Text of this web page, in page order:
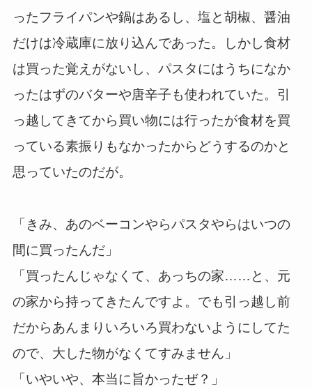
ったフライパンや鍋はあるし、塩と胡椒、醤油
だけは冷蔵庫に放り込んであった。しかし食材
は買った覚えがないし、パスタにはうちになか
ったはずのバターや唐辛子も使われていた。引
っ越してきてから買い物には行ったが食材を買
っている素振りもなかったからどうするのかと
思っていたのだが。
「きみ、あのベーコンやらパスタやらはいつの
間に買ったんだ」
「買ったんじゃなくて、あっちの家……と、元
の家から持ってきたんですよ。でも引っ越し前
だからあんまりいろいろ買わないようにしてた
ので、大した物がなくてすみません」
「いやいや、本当に旨かったぜ？」